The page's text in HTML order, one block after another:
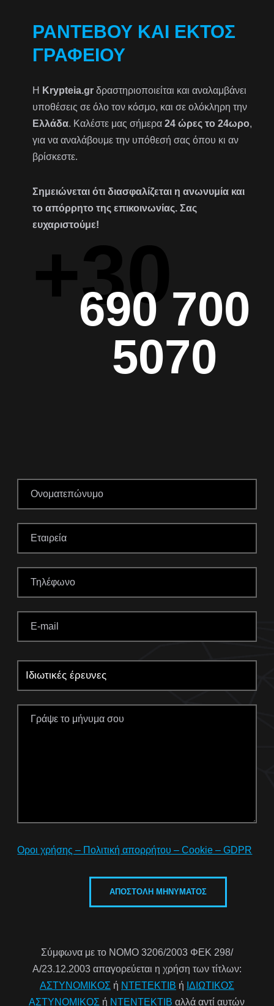
ΡΑΝΤΕΒΟΎ ΚΑΙ ΕΚΤΌΣ
ΓΡΑΦΕΊΟΥ
Η Krypteia.gr δραστηριοποιείται και αναλαμβάνει
υποθέσεις σε όλο τον κόσμο, και σε ολόκληρη την
Ελλάδα. Καλέστε μας σήμερα24 ώρες το 24ωρο,
για να αναλάβουμε την υπόθεσή σας όπου κι αν
βρίσκεστε.
Σημειώνεται ότι διασφαλίζεται η ανωνυμία και
το απόρρητο της επικοινωνίας. Σας
ευχαριστούμε!
+30
690 700
5070
Οροι χρήσης – Πολιτική απορρήτου – Cookie – GDPR
Σύμφωνα με το ΝΟΜΟ 3206/2003 ΦΕΚ 298/
Α/23.12.2003 απαγορεύεται η χρήση των τίτλων:
ΑΣΤΥΝΟΜΙΚΟΣ ή ΝΤΕΤΕΚΤΙΒ ή ΙΔΙΩΤΙΚΟΣ
ΑΣΤΥΝΟΜΙΚΟΣ ή ΝΤΕΝΤΕΚΤΙΒ αλλά αντί αυτών